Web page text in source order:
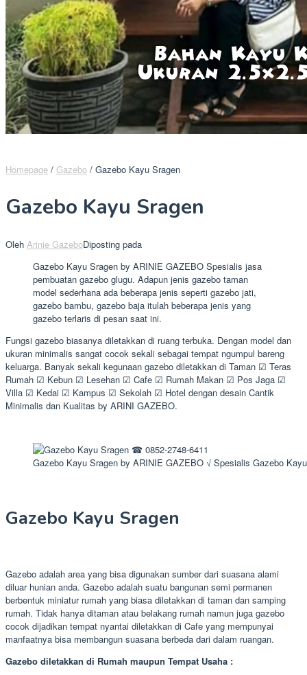
Homepage / Gazebo / Gazebo Kayu Sragen
Gazebo Kayu Sragen
Oleh Arinie GazeboDiposting pada
Gazebo Kayu Sragen by ARINIE GAZEBO Spesialis jasa
pembuatan gazebo glugu. Adapun jenis gazebo taman
model sederhana ada beberapa jenis seperti gazebo jati,
gazebo bambu, gazebo baja itulah beberapa jenis yang
gazebo terlaris di pesan saat ini.
Fungsi gazebo biasanya diletakkan di ruang terbuka. Dengan model dan
ukuran minimalis sangat cocok sekali sebagai tempat ngumpul bareng
keluarga. Banyak sekali kegunaan gazebo diletakkan di Taman ☑ Teras
Rumah ☑ Kebun ☑ Lesehan ☑ Cafe ☑ Rumah Makan ☑ Pos Jaga ☑
Villa ☑ Kedai ☑ Kampus ☑ Sekolah ☑ Hotel dengan desain Cantik
Minimalis dan Kualitas by ARINI GAZEBO.
Gazebo Kayu Sragen by ARINIE GAZEBO √ Spesialis Gazebo Kayu
Gazebo Kayu Sragen
Gazebo adalah area yang bisa digunakan sumber dari suasana alami
diluar hunian anda. Gazebo adalah suatu bangunan semi permanen
berbentuk miniatur rumah yang biasa diletakkan di taman dan samping
rumah. Tidak hanya ditaman atau belakang rumah namun juga gazebo
cocok dijadikan tempat nyantai diletakkan di Cafe yang mempunyai
manfaatnya bisa membangun suasana berbeda dari dalam ruangan.
Gazebo diletakkan di Rumah maupun Tempat Usaha :